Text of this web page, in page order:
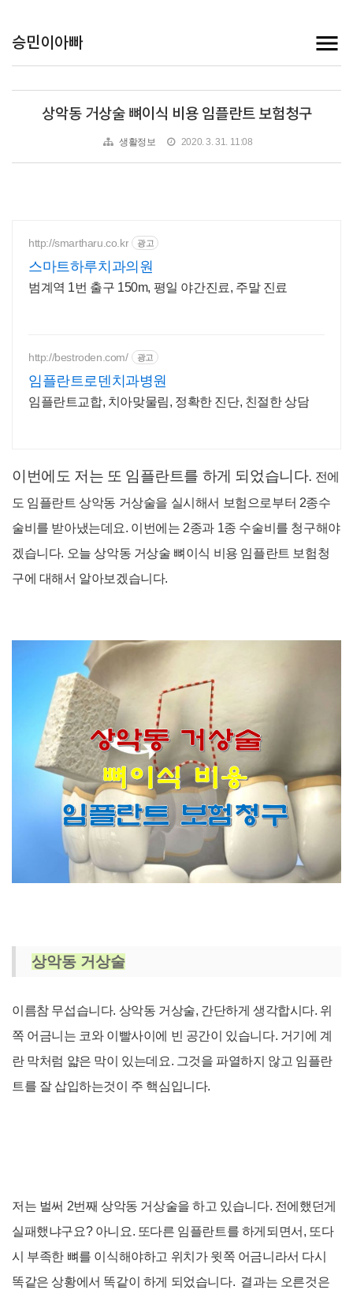
승민이아빠
상악동 거상술 뼈이식 비용 임플란트 보험청구
생활정보 2020. 3. 31. 11:08
http://smartharu.co.kr 광고
스마트하루치과의원
범계역 1번 출구 150m, 평일 야간진료, 주말 진료
http://bestroden.com/ 광고
임플란트로덴치과병원
임플란트교합, 치아맞물림, 정확한 진단, 친절한 상담
이번에도 저는 또 임플란트를 하게 되었습니다. 전에
도 임플란트 상악동 거상술을 실시해서 보험으로부터 2종수
술비를 받아냈는데요. 이번에는 2종과 1종 수술비를 청구해야
겠습니다. 오늘 상악동 거상술 뼈이식 비용 임플란트 보험청
구에 대해서 알아보겠습니다.
상악동 거상술
이름참 무섭습니다. 상악동 거상술, 간단하게 생각합시다. 위
쪽 어금니는 코와 이빨사이에 빈 공간이 있습니다. 거기에 계
란 막처럼 얇은 막이 있는데요. 그것을 파열하지 않고 임플란
트를 잘 삽입하는것이 주 핵심입니다.
저는 벌써 2번째 상악동 거상술을 하고 있습니다. 전에했던게
실패했냐구요? 아니요. 또다른 임플란트를 하게되면서, 또다
시 부족한 뼈를 이식해야하고 위치가 윗쪽 어금니라서 다시
똑같은 상황에서 똑같이 하게 되었습니다. 결과는 오른것은